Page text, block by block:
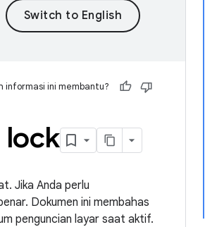
informasi ini membantu?
Jika Anda perlu
Dokumen ini membahas
penguncian layar saat aktif.